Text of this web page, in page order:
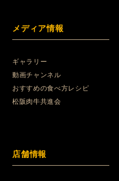
メディア情報
ギャラリー
動画チャンネル
おすすめの食べ方レシピ
松阪肉牛共進会
店舗情報